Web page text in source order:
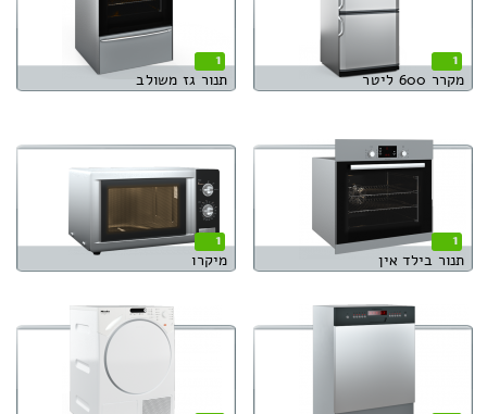
1
מקרר 600 ליטר
1
תנור גז משולב
1
תנור בילד אין
1
מיקרו